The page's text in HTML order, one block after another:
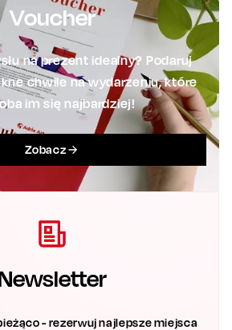
Voucher
na prezent idealny? Podaruj
chwile na wydarzeniu, które
im się najbardziej!
Zobacz
- rezerwuj najlepsze miejsca